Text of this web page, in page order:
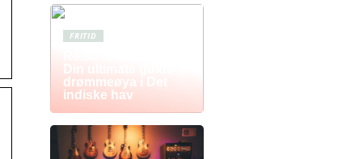
FRITID
Din ultimate guide til
drømmeøya i Det
indiske hav